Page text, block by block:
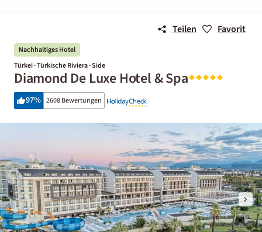
Teilen Favorit
Nachhaltiges Hotel
Türkei · Türkische Riviera · Side
Diamond De Luxe Hotel & Spa
97% 2608 Bewertungen